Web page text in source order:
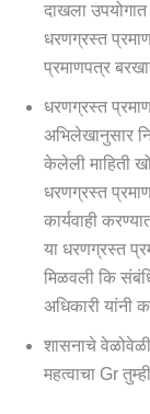
दाखला उपयोगात
धरणग्रस्त
प्रमाणपत्र
धरणग्रस्त
अभिलेखानुसार
केलेली माहिती
धरणग्रस्त
कार्यवाही
या धरणग्रस्त
मिळवली कि
अधिकारी
शासनाचे
महत्वाचा Gr तुम्ही